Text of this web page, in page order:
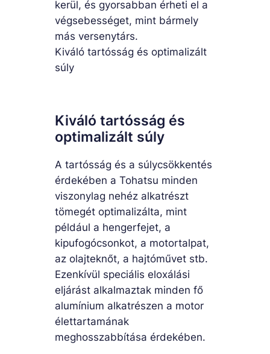
kerül, és gyorsabban érheti el a
végsebességet, mint bármely
más versenytárs.
Kiváló tartósság és optimalizált
súly
Kiváló tartósság és
optimalizált súly
A tartósság és a súlycsökkentés
érdekében a Tohatsu minden
viszonylag nehéz alkatrészt
tömegét optimalizálta, mint
például a hengerfejet, a
kipufogócsonkot, a motortalpat,
az olajteknőt, a hajtóművet stb.
Ezenkívül speciális eloxálási
eljárást alkalmaztak minden fő
alumínium alkatrészen a motor
élettartamának
meghosszabbítása érdekében.